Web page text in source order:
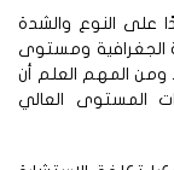
النوع والشدة
ومستوى
المهم العلم أن
العالي